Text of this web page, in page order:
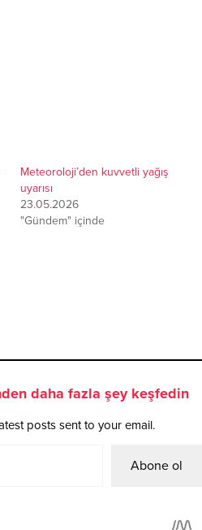
Meteoroloji’den kuvvetli yağış
uyarısı
23.05.2026
"Gündem" içinde
daha fazla şey keşfedin
posts sent to your email.
Abone ol